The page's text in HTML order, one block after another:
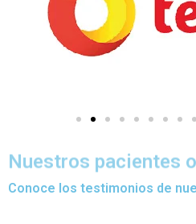
Nuestros pacientes
Conoce los testimonios de